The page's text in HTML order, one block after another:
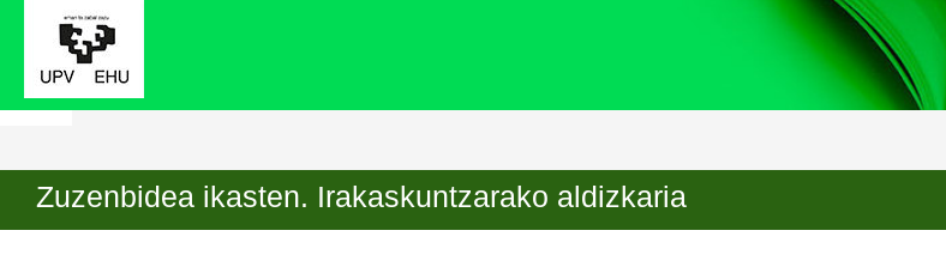
Zuzenbidea ikasten. Irakaskuntzarako aldizkaria
Inicio Registrarse